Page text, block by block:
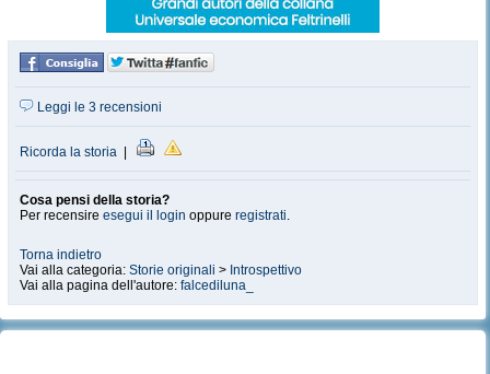
Leggi le 3 recensioni
Ricorda la storia
Cosa pensi della storia?
Per recensire esegui il login oppure registrati.
Torna indietro
Vai alla categoria: Storie originali > Introspettivo
Vai alla pagina dell'autore: falcediluna_